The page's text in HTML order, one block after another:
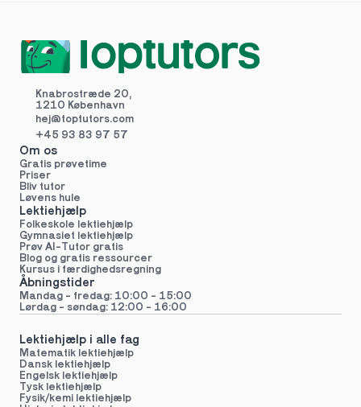
Knabrostræde 20,
1210 København
hej@toptutors.com
+45 93 83 97 57
Om os
Gratis prøvetime
Priser
Bliv tutor
Løvens hule
Lektiehjælp
Folkeskole lektiehjælp
Gymnasiet lektiehjælp
Prøv AI-Tutor gratis
Blog og gratis ressourcer
Kursus i færdighedsregning
Åbningstider
Mandag - fredag: 10:00 - 15:00
Lørdag - søndag: 12:00 - 16:00
Lektiehjælp i alle fag
Matematik lektiehjælp
Dansk lektiehjælp
Engelsk lektiehjælp
Tysk lektiehjælp
Fysik/kemi lektiehjælp